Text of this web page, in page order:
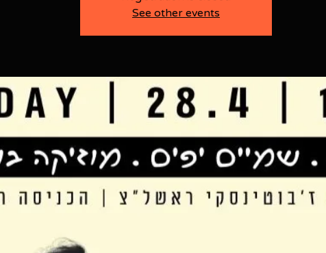
See other events